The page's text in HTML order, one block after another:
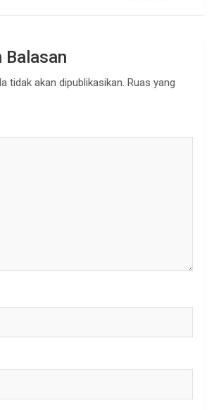
Balasan
tidak akan dipublikasikan. Ruas yang